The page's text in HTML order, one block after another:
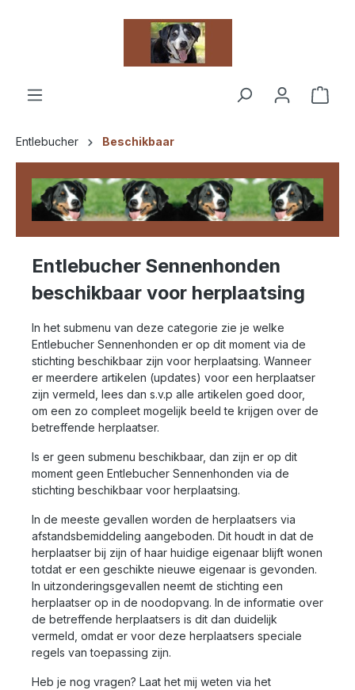
Entlebucher Beschikbaar
Entlebucher Sennenhonden
beschikbaar voor herplaatsing
In het submenu van deze categorie zie je welke
Entlebucher Sennenhonden er op dit moment via de
stichting beschikbaar zijn voor herplaatsing. Wanneer
er meerdere artikelen (updates) voor een herplaatser
zijn vermeld, lees dan s.v.p alle artikelen goed door,
om een zo compleet mogelijk beeld te krijgen over de
betreffende herplaatser.
Is er geen submenu beschikbaar, dan zijn er op dit
moment geen Entlebucher Sennenhonden via de
stichting beschikbaar voor herplaatsing.
In de meeste gevallen worden de herplaatsers via
afstandsbemiddeling aangeboden. Dit houdt in dat de
herplaatser bij zijn of haar huidige eigenaar blijft wonen
totdat er een geschikte nieuwe eigenaar is gevonden.
In uitzonderingsgevallen neemt de stichting een
herplaatser op in de noodopvang. In de informatie over
de betreffende herplaatsers is dit dan duidelijk
vermeld, omdat er voor deze herplaatsers speciale
regels van toepassing zijn.
Heb je nog vragen? Laat het mij weten via het